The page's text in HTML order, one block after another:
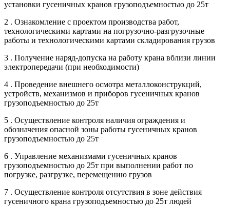
установки гусеничных кранов грузоподъемностью до 25т
2 . Ознакомление с проектом производства работ,
технологическими картами на погрузочно-разгрузочные
работы и технологическими картами складирования грузов
3 . Получение наряд-допуска на работу крана вблизи линии
электропередачи (при необходимости)
4 . Проведение внешнего осмотра металлоконструкций,
устройств, механизмов и приборов гусеничных кранов
грузоподъемностью до 25т
5 . Осуществление контроля наличия ограждения и
обозначения опасной зоны работы гусеничных кранов
грузоподъемностью до 25т
6 . Управление механизмами гусеничных кранов
грузоподъемностью до 25т при выполнении работ по
погрузке, разгрузке, перемещению грузов
7 . Осуществление контроля отсутствия в зоне действия
гусеничного крана грузоподъемностью до 25т людей